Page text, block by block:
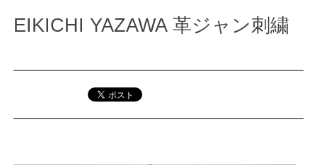
EIKICHI YAZAWA 革ジャン刺繍